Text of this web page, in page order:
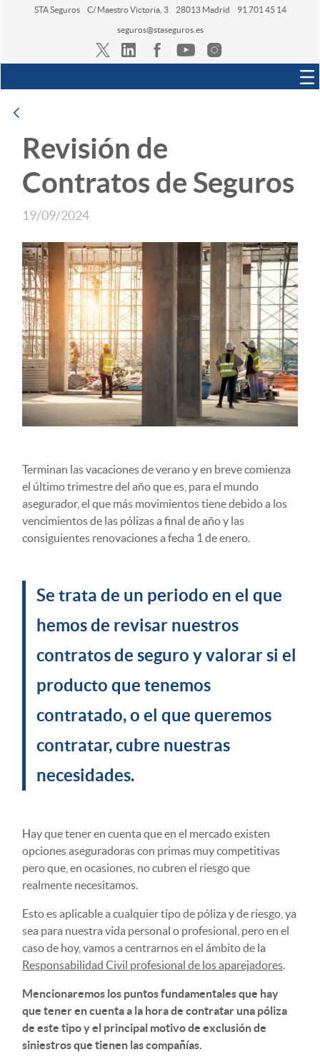
STA Seguros C/ Maestro Victoria, 3 28013 Madrid 91 701 45 14
seguros@staseguros.es
Navegación
Revisión de
Contratos de Seguros
19/09/2024
Terminan las vacaciones de verano y en breve comienza
el último trimestre del año que es, para el mundo
asegurador, el que más movimientos tiene debido a los
vencimientos de las pólizas a final de año y las
consiguientes renovaciones a fecha 1 de enero.
Se trata de un periodo en el que
hemos de revisar nuestros
contratos de seguro y valorar si el
producto que tenemos
contratado, o el que queremos
contratar, cubre nuestras
necesidades.
Hay que tener en cuenta que en el mercado existen
opciones aseguradoras con primas muy competitivas
pero que, en ocasiones, no cubren el riesgo que
realmente necesitamos.
Esto es aplicable a cualquier tipo de póliza y de riesgo, ya
sea para nuestra vida personal o profesional, pero en el
caso de hoy, vamos a centrarnos en el ámbito de la
Responsabilidad Civil profesional de los aparejadores
Mencionaremos los puntos fundamentales que hay
que tener en cuenta a la hora de contratar una póliza
de este tipo y el principal motivo de exclusión de
siniestros que tienen las compañías.